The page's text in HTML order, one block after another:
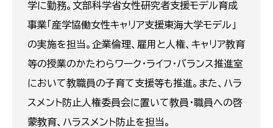
学に勤務。文部科学省女性研究者支援モデル育成
事業「産学協働女性キャリア支援東海大学モデル」
の実施を担当。企業倫理、雇用と人権、キャリア教育
等の授業のかたわらワーク・ライフ・バランス推進室
において教職員の子育て支援等も推進。また、ハラ
スメント防止人権委員会に置いて教員・職員への啓
蒙教育、ハラスメント防止を担当。